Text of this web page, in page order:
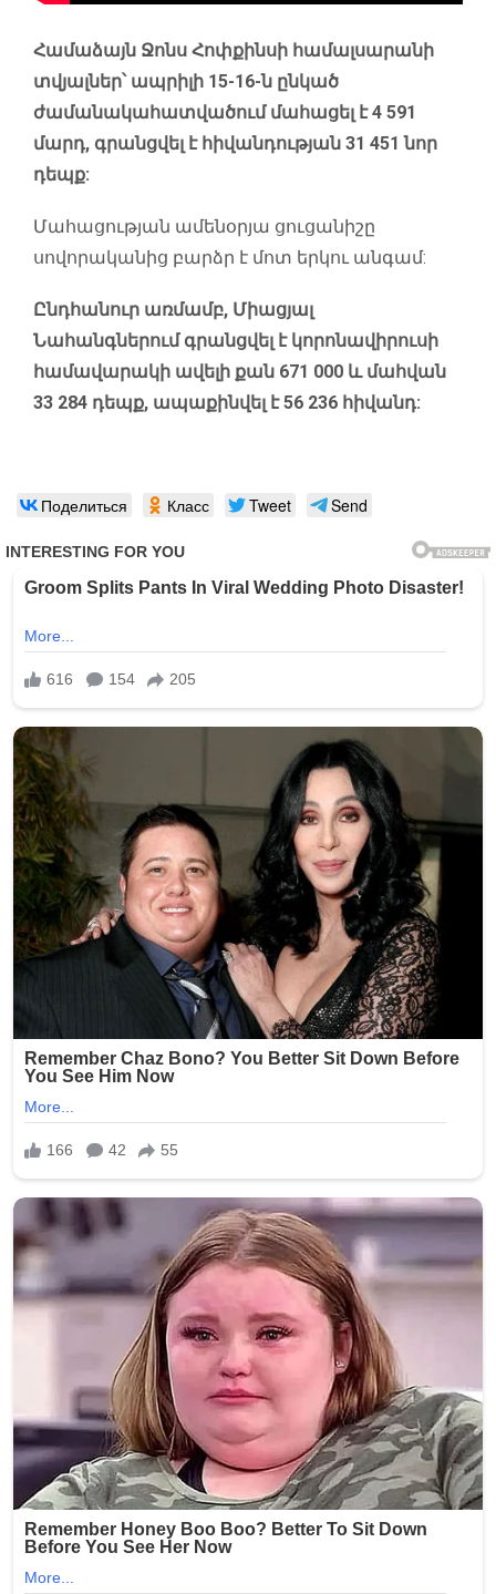
Համաձայն Ջոնս Հոփքինսի համալսարանի
տվյալներ՝ ապրիլի 15-16-ն ընկած
ժամանակահատվածում մահացել է 4 591
մարդ, գրանցվել է հիվանդության 31 451 նոր
դեպք:
Մահացության ամենօրյա ցուցանիշը
սովորականից բարձր է մոտ երկու անգամ:
Ընդհանուր առմամբ, Միացյալ
Նահանգներում գրանցվել է կորոնավիրուսի
համավարակի ավելի քան 671 000 և մահվան
33 284 դեպք, ապաքինվել է 56 236 հիվանդ:
Поделиться Класс Tweet Send